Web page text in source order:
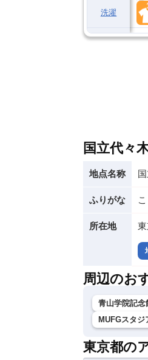
洗濯
国立代々
地点名称
ふりがな
所在地
周辺のお
青山学院記念
MUFGスタジ
東京都の